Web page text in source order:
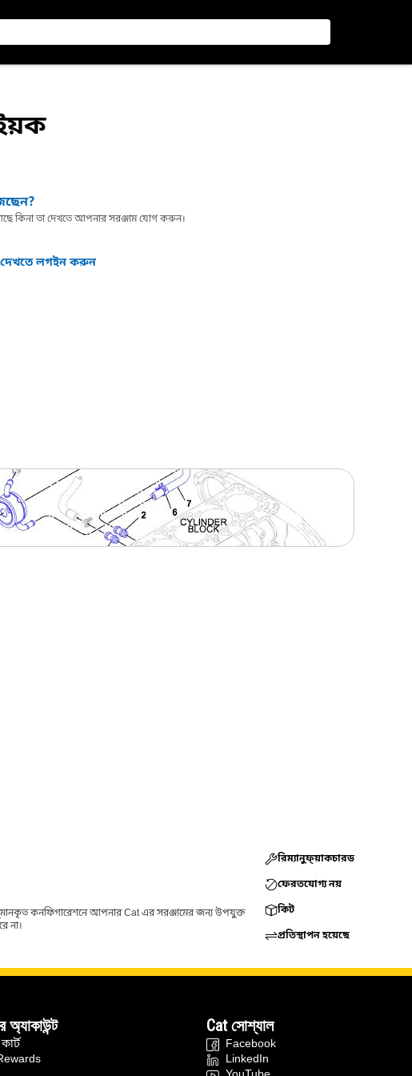
কিনা তা দেখতে আপনার সরঞ্জাম যোগ করুন।
লগইন করুন
কনফিগারেশনে আপনার Cat এর সরঞ্জামের জন্য উপযুক্ত
না।
রিম্যানুফ্য়াকচারড
ফেরতযোগ্য নয়
কিট
প্রতিস্থাপন হয়েছে
অ্যাকাউন্ট Cat সোশ্যাল
Facebook
LinkedIn